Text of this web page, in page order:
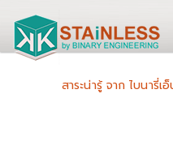
สาระน่ารู้ จาก ไบนารี่